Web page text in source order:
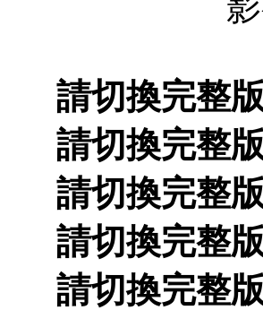
請切換完整
請切換完整
請切換完整
請切換完整
請切換完整